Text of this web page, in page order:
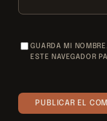
GUARDA MI
ESTE NAVEGADOR